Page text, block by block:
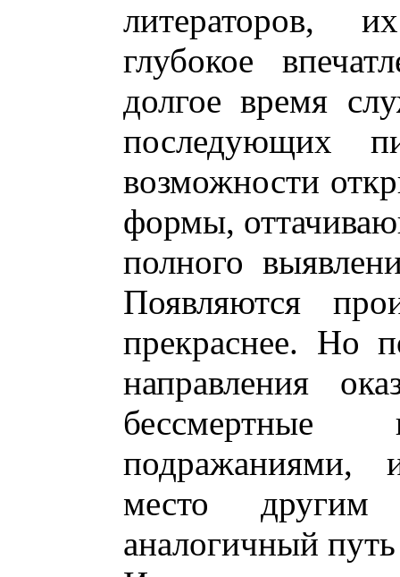
литераторов,
глубокое
долгое время
последующих
возможности
формы,
полного
Появляются
прекраснее. Но
направления
бессмертные
подражаниями,
место
аналогичный